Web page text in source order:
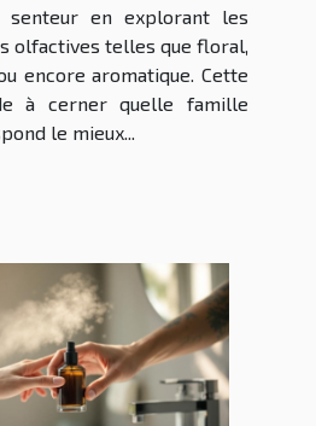
en explorant les
olfactives telles que floral,
encore aromatique. Cette
à cerner quelle famille
le mieux...